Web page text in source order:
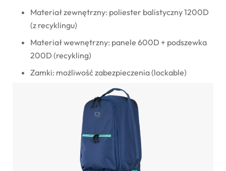
Materiał zewnętrzny: poliester balistyczny 1200D
(z recyklingu)
Materiał wewnętrzny: panele 600D + podszewka
200D (recykling)
Zamki: możliwość zabezpieczenia (lockable)